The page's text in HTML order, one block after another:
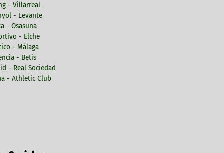
- Villarreal
- Levante
- Osasuna
- Elche
- Málaga
- Betis
- Real Sociedad
- Athletic Club